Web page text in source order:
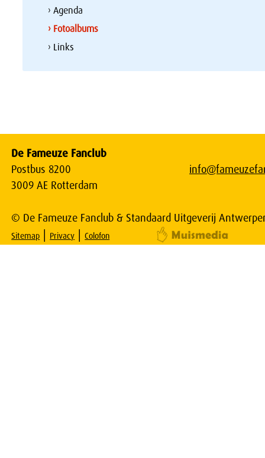
› Agenda
› Fotoalbums
› Links
De Fameuze Fanclub
Postbus 8200
3009 AE Rotterdam
© De Fameuze Fanclub & Standaard Uitgeverij
Sitemap Privacy |Colofon